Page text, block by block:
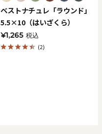
ベストナチュレ「ラウンド」
5.5×10（はいざくら）
¥1,265 税込
(2)